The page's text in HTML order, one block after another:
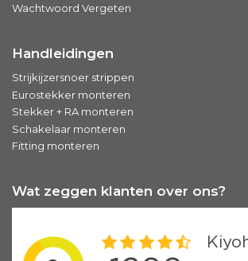
Wachtwoord Vergeten
Handleidingen
Strijkijzersnoer strippen
Eurostekker monteren
Stekker + RA monteren
Schakelaar monteren
Fitting monteren
Wat zeggen klanten over ons?